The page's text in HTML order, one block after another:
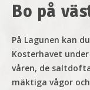
Bo på
På Lagunen kan
Kosterhavet
våren, de
mäktiga vågor